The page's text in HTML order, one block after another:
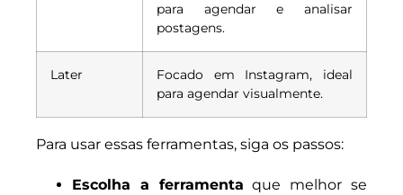
para agendar e analisar
postagens.
Later
Focado em Instagram, ideal
para agendar visualmente.
Para usar essas ferramentas, siga os passos:
Escolha a ferramenta que melhor se